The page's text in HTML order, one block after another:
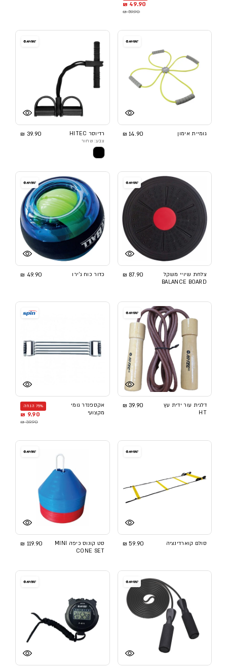
49.90 ₪
59.90 ₪
גומיית אימון 14.90 ₪ רדיוסר HITEC 39.90 ₪
צבע: שחור
צלחת שיויי משקל
BALANCE BOARD
87.90 ₪ כדור כוח ג'ירו 49.90 ₪
דלגית עור ידית עץ
HT
39.90 ₪
אקספנדר גומי
מקצועי
75% הנחה
9.90 ₪
39.90 ₪
סולם קוארדינציה 59.90 ₪
סט קונוס כיפה MINI
CONE SET
119.90 ₪